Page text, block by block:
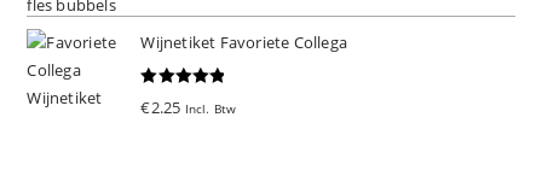
Wijnetiket Favoriete Collega
€2.25 Incl. Btw